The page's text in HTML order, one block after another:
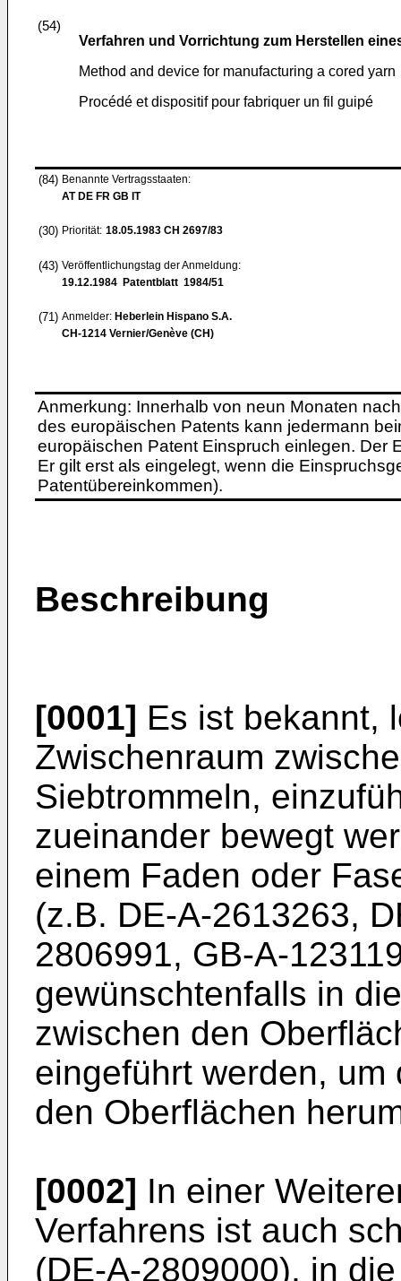
(54)
Verfahren und Vorrichtung zum Herstellen
Method and device for manufacturing a cored yarn
Procédé et dispositif pour fabriquer un fil guipé
(84) Benannte Vertragsstaaten:
AT DE FR GB IT
(30) Priorität: 18.05.1983 CH 2697/83
(43) Veröffentlichungstag der Anmeldung:
19.12.1984 Patentblatt 1984/51
(71) Anmelder: Heberlein Hispano S.A.
CH-1214 Vernier/Genève (CH)
Anmerkung: Innerhalb von neun Monaten
des europäischen Patents kann jedermann
europäischen Patent Einspruch einlegen. Der
Er gilt erst als eingelegt, wenn die
Patentübereinkommen).
Beschreibung
[0001] Es ist bekannt,
Zwischenraum
Siebtrommeln,
zueinander bewegt
einem Faden oder
(z.B. DE-A-2613263,
2806991, GB-A-
gewünschtenfalls in
zwischen den
eingeführt werden,
den Oberflächen
[0002] In einer
Verfahrens ist auch
(DE-A-2809000), in